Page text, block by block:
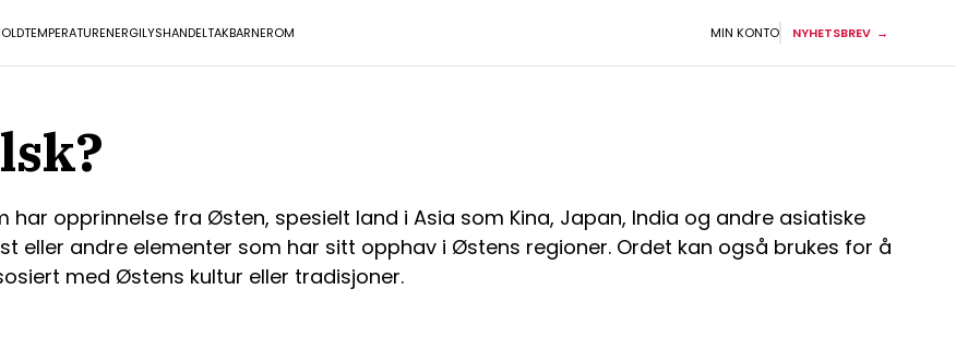
TEMPERATURENERGILYSHANDELTAKBARNEROM MIN KONTO NYHETSBREV
opprinnelse fra Østen, spesielt land i Asia som Kina, Japan, India og andre asiatiske
eller andre elementer som har sitt opphav i Østens regioner. Ordet kan også brukes for å
med Østens kultur eller tradisjoner.